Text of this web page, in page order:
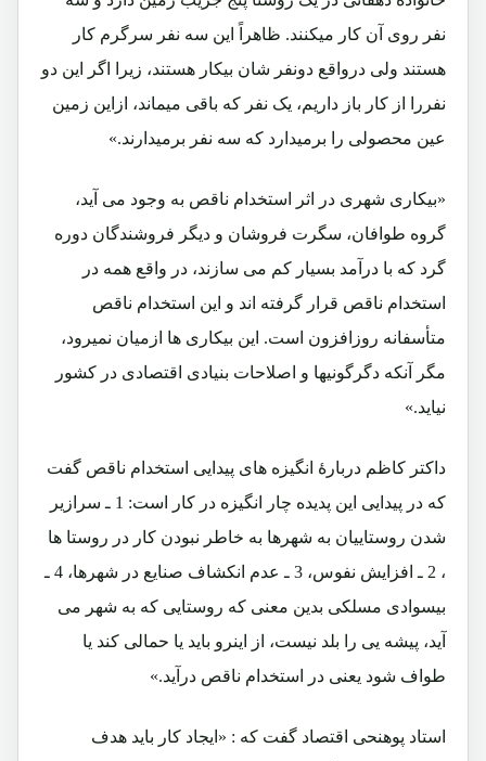
نفر روی آن کار میکنند. ظاهراً این سه نفر سرگرم کار
هستند ولی درواقع دونفر شان بیکار هستند، زیرا اگر این دو
نفررا از کار باز داریم، یک نفر که باقی میماند، ازاین زمین
عین محصولی را برمیدارد که سه نفر برمیدارند.»
«بیکاری شهری در اثر استخدام ناقص به وجود می آید،
گروه طوافان، سگرت فروشان و دیگر فروشندگان دوره
گرد که با درآمد بسیار کم می سازند، در واقع همه در
استخدام ناقص قرار گرفته اند و این استخدام ناقص
متأسفانه روزافزون است. این بیکاری ها ازمیان نمیرود،
مگر آنکه دگرگونیها و اصلاحات بنیادی اقتصادی در کشور
نیاید.»
داکتر کاظم دربارۀ انگیزه های پیدایی استخدام ناقص گفت
که در پیدایی این پدیده چار انگیزه در کار است: 1 ـ سرازیر
شدن روستاییان به شهرها به خاطر نبودن کار در روستا ها
، 2 ـ افزایش نفوس، 3 ـ عدم انکشاف صنایع در شهرها، 4 ـ
بیسوادی مسلکی بدین معنی که روستایی که به شهر می
آید، پیشه یی را بلد نیست، از اینرو باید یا حمالی کند یا
طواف شود یعنی در استخدام ناقص درآید.»
استاد پوهنحی اقتصاد گفت که : «ایجاد کار باید هدف